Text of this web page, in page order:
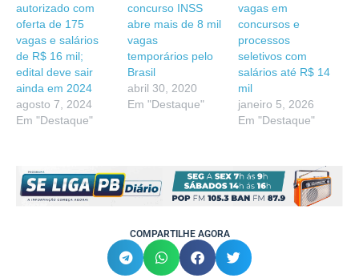
autorizado com
oferta de 175
vagas e salários
de R$ 16 mil;
edital deve sair
ainda em 2024
agosto 7, 2024
Em "Destaque"
concurso INSS
abre mais de 8 mil
vagas
temporários pelo
Brasil
abril 30, 2020
Em "Destaque"
vagas em
concursos e
processos
seletivos com
salários até R$ 14
mil
janeiro 5, 2026
Em "Destaque"
COMPARTILHE AGORA